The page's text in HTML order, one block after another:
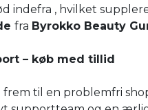
indefra , hvilket
fra Byrokko Beauty
– køb med tillid
frem til en problemfri